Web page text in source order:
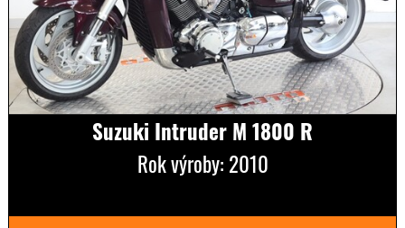
Suzuki Intruder M 1800 R
Rok výroby: 2010